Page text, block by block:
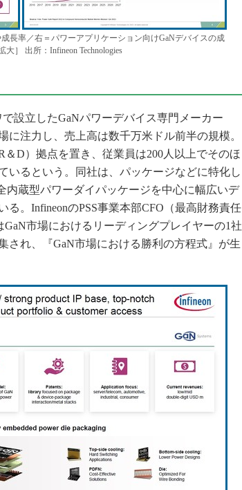
長率／右＝パワーアプリケーション向けGaNデバイスの成
］ 出所：Infineon Technologies
設立したGaNパワーデバイス専門メーカー
注力し、売上高は数千万米ドル前半の規模。
D）拠点を置き、従業員は200人以上でそのほ
いるという。同社は、パッケージなどに特化し
内蔵型パワーダイパッケージを中心に幅広いデ
。InfineonのPSS事業本部CFO（最高財務責任
GaN市場におけるリーディングプレイヤーの1社
され、『GaN市場における勝利の方程式』が生